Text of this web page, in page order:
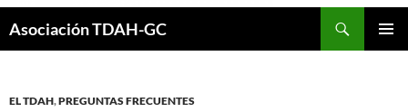
Asociación TDAH-GC
EL TDAH,PREGUNTAS FRECUENTES